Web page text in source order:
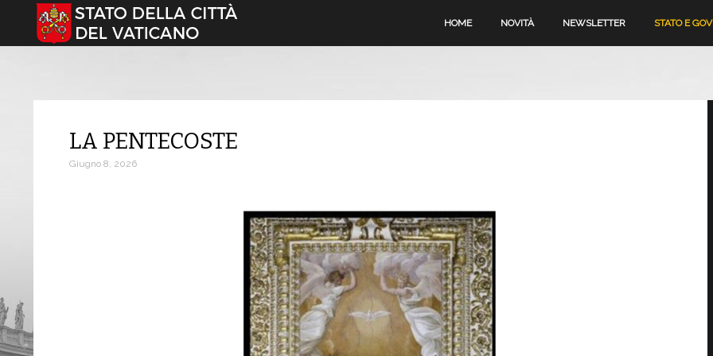
Seleziona la tua lingua HOME NOVITÀ NEWSLETTER STATO E
LA PENTECOSTE
Giugno 8, 2026